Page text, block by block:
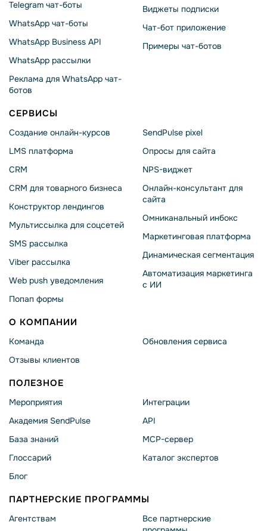
Telegram чат-боты
WhatsApp чат-боты
WhatsApp Business API
WhatsApp рассылки
Реклама для WhatsApp чат-
ботов
Виджеты подписки
Чат-бот приложение
Примеры чат-ботов
СЕРВИСЫ
Создание онлайн-курсов
LMS платформа
CRM
CRM для товарного бизнеса
Конструктор лендингов
Мультиссылка для соцсетей
SMS рассылка
Viber рассылка
Web push уведомления
Попап формы
SendPulse pixel
Опросы для сайта
NPS-виджет
Онлайн-консультант для
сайта
Омниканальный инбокс
Маркетинговая платформа
Динамическая сегментация
Автоматизация маркетинга
с ИИ
О КОМПАНИИ
Команда
Отзывы клиентов
Обновления сервиса
ПОЛЕЗНОЕ
Мероприятия
Академия SendPulse
База знаний
Глоссарий
Блог
Интеграции
API
MCP-сервер
Каталог экспертов
ПАРТНЕРСКИЕ ПРОГРАММЫ
Агентствам
Все партнерские